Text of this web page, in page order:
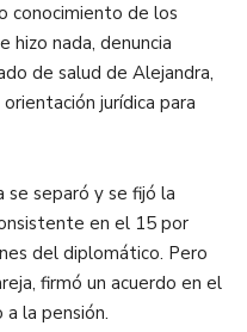
conocimiento de los
hizo nada, denuncia
de salud de Alejandra,
jurídica para
separó y se fijó la
en el 15 por
del diplomático. Pero
firmó un acuerdo en el
la pensión.